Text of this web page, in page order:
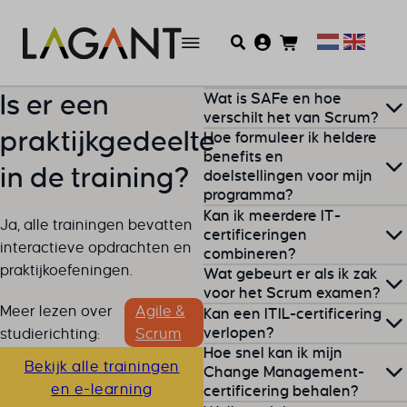
Is er een
praktijkgedeelte
in de training?
Ja, alle trainingen bevatten
interactieve opdrachten en
praktijkoefeningen.
Meer lezen over
studierichting:
Agile &
Scrum
Bekijk alle trainingen
en e-learning
Wat is SAFe en hoe
verschilt het van Scrum?
SAFe helpt bij het opschalen
van Agile werken binnen
grote organisaties, terwijl
Scrum gericht is op teams.
Hoe formuleer ik heldere
benefits en
doelstellingen voor mijn
programma?
Het voordeel van
is dat
je werkt met duidelijke
benefit-maps en benefit-
profiles. Begin met het in
kaart brengen van de
gewenste eindresultaten en
koppel die aan meetbare
indicatoren. Stel jezelf de
Kan ik meerdere IT-
certificeringen
combineren?
Ja, veel professionals
combineren ITIL met SIAM of
DevOps voor een bredere
kennisbasis.
Wat gebeurt er als ik zak
voor het Scrum examen?
Oeps, gezakt voor je
examen… Geen zorgen, dat
kan gebeuren. Je kunt je
gewoon nog een keer
Kan een ITIL-certificering
verlopen?
Ja, dat kan. EenITIL-
certificering verloopt na 5
Hoe snel kan ik mijn
Change Management-
certificering behalen?